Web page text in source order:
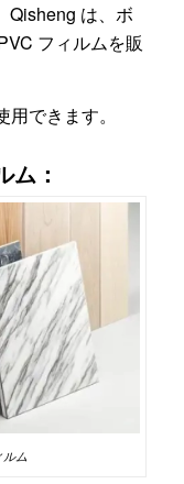
Qisheng は、ボ
フィルムを販
できます。
ム：
ム